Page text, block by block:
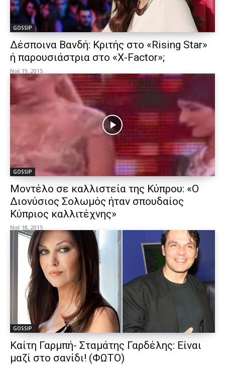
GOSSIP
Δέσποινα Βανδή: Κριτής στο «Rising Star»
ή παρουσιάστρια στο «X-Factor»;
Νοέ 19, 2015
GOSSIP
Μοντέλο σε καλλιστεία της Κύπρου: «Ο
Διονύσιος Σολωμός ήταν σπουδαίος
Κύπριος καλλιτέχνης»
Νοέ 18, 2015
GOSSIP
Καίτη Γαρμπή- Σταμάτης Γαρδέλης: Είναι
μαζί στο σανίδι! (ΦΩΤΟ)